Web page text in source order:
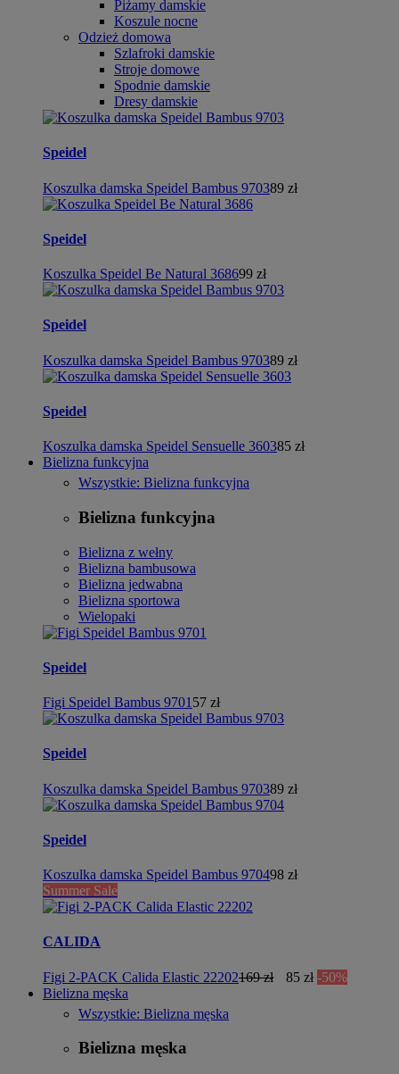
Piżamy damskie
Koszule nocne
Odzież domowa
Szlafroki damskie
Stroje domowe
Spodnie damskie
Dresy damskie
Speidel
Koszulka damska Speidel Bambus 970389 zł
Speidel
Koszulka Speidel Be Natural 368699 zł
Speidel
Koszulka damska Speidel Bambus 970389 zł
Speidel
Koszulka damska Speidel Sensuelle 360385 zł
Bielizna funkcyjna
Wszystkie: Bielizna funkcyjna
Bielizna funkcyjna
Bielizna z wełny
Bielizna bambusowa
Bielizna jedwabna
Bielizna sportowa
Wielopaki
Speidel
Figi Speidel Bambus 9701 57 zł
Speidel
Koszulka damska Speidel Bambus 970389 zł
Speidel
Koszulka damska Speidel Bambus 970498 zł
Summer Sale
CALIDA
Figi 2-PACK Calida Elastic 22202169 zł 85 zł -50%
Bielizna męska
Wszystkie: Bielizna męska
Bielizna męska